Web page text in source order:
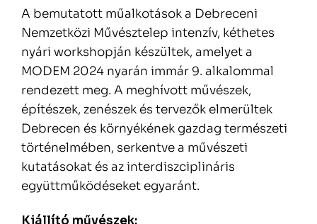
A bemutatott műalkotások a Debreceni
Nemzetközi Művésztelep intenzív, kéthetes
nyári workshopján készültek, amelyet a
MODEM 2024 nyarán immár 9. alkalommal
rendezett meg. A meghívott művészek,
építészek, zenészek és tervezők elmerültek
Debrecen és környékének gazdag természeti
történelmében, serkentve a művészeti
kutatásokat és az interdiszciplináris
együttműködéseket egyaránt.
Kiállító művészek: